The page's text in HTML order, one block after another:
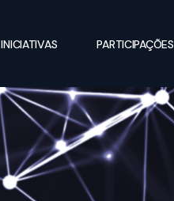
INICIATIVAS PARTICIPAÇÕES